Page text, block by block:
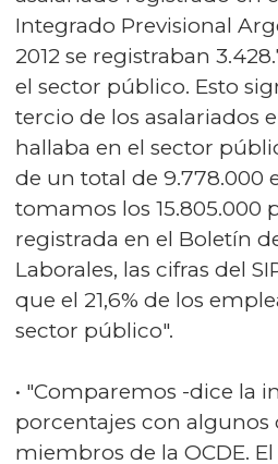
Integrado Previsional
2012 se registraban
el sector público. Esto
tercio de los asalariados
hallaba en el sector
de un total de 9.778.000
tomamos los 15.805.000
registrada en el Boletín
Laborales, las cifras del
que el 21,6% de los
sector público".
• "Comparemos -dice la
porcentajes con algunos
miembros de la OCDE.